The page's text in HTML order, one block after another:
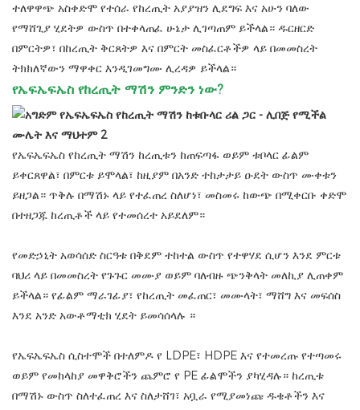
ተለዋዋጭ አስቀድሞ የተሰራ የከረጢት አያያዝን ሊደግፍ እና አሁን ባለው
የማሸጊያ ሂደትዎ ውስጥ በተቀላጠፈ ሁኔታ ሊገጣጠም ይችላል። ዱርዘርድ
በምርትዎ፣ በከረጢት ቅርጸትዎ እና በምርት መስፈርቶችዎ ላይ በመመስረት
ትክክለኛውን ማዋቀር እንዲገመግሙ ሊረዳዎ ይችላል።
የኤፍኤፍኤስ የከረጢት ማሽን ምንድን ነው?
የኤፍኤፍኤስ የከረጢት ማሽን ከረጢቱን ከጠፍጣፋ ወይም ቱቦላር ፊልም
ይቀርጸዋል፣ በምርቱ ይሞላል፣ ከዚያም በአንድ ተከታታይ ዑደት ውስጥ ሙቀቱን
ይዘጋል። ጥቅሉ በማሽኑ ላይ የተፈጠረ ስለሆነ፣ መስመሩ ከውጭ በሚቀርቡ ቀድሞ
በተዘጋጁ ከረጢቶች ላይ የተመሰረተ አይደለም።
የመድኃኒት አወሳሰድ ስርዓቱ በቅደም ተከተል ውስጥ የተዋሃደ ሲሆን እንደ ምርቱ
ባህሪ ላይ በመመስረት የጉጉር መሙያ ወይም ባለብዙ ጭንቅላት መለኪያ ሊጠቀም
ይችላል። የፊልም ማራገፊያ፣ የከረጢት መፈጠር፣ መሙላት፣ ማሸግ እና መፍሰስ
እንደ አንድ አውቶማቲክ ሂደት ይመሳሰላሉ ።
የኤፍኤፍኤስ ሲስተሞች በተለምዶ የ LDPE፣ HDPE እና የተመረጡ የተጣመሩ
ወይም የመከላከያ መዋቅሮችን ጨምሮ የ PE ፊልሞችን ያካሂዳሉ። ከረጢቱ
በማሽኑ ውስጥ ስለተፈጠረ እና ስለታሸገ፣ አቧራ የሚያመነጩ ዱቄቶችን እና